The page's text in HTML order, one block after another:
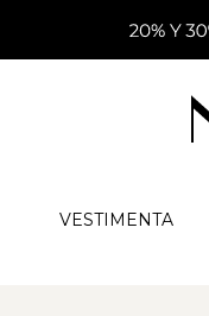
VESTIMENTA